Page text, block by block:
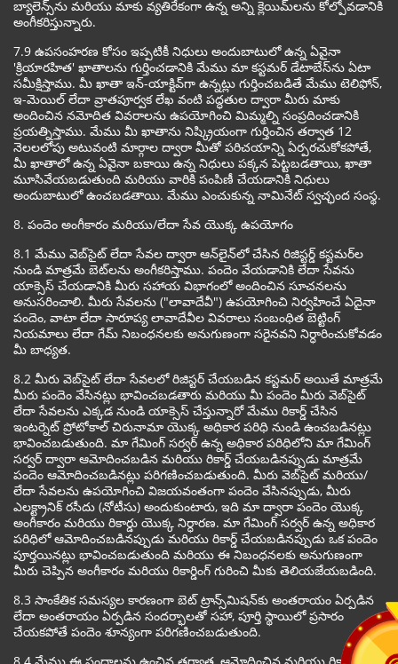
బ్యాలెన్స్‌ను మరియు మాకు వ్యతిరేకంగా ఉన్న అన్ని క్లెయిమ్‌లను కోల్పోవడానికి
అంగీకరిస్తున్నారు.
7.9 ఉపసంహరణ కోసం ఇప్పటికీ నిధులు అందుబాటులో ఉన్న ఏవైనా
'క్రియారహిత' ఖాతాలను గుర్తించడానికి మేము మా కస్టమర్ డేటాబేస్‌ను ఏటా
సమీక్షిస్తాము. మీ ఖాతా ఇన్-యాక్టివ్‌గా ఉన్నట్లు గుర్తించబడితే మేము టెలిఫోన్,
ఇ-మెయిల్ లేదా వ్రాతపూర్వక లేఖ వంటి పద్ధతుల ద్వారా మీరు మాకు
అందించిన నమోదిత వివరాలను ఉపయోగించి మిమ్మల్ని సంప్రదించడానికి
ప్రయత్నిస్తాము. మేము మీ ఖాతాను నిష్క్రియంగా గుర్తించిన తర్వాత 12
నెలలలోపు అటువంటి మార్గాల ద్వారా మీతో పరిచయాన్ని ఏర్పరచుకోకపోతే,
మీ ఖాతాలో ఉన్న ఏవైనా బకాయి ఉన్న నిధులు పక్కన పెట్టబడతాయి, ఖాతా
మూసివేయబడుతుంది మరియు వారికి పంపిణీ చేయడానికి నిధులు
అందుబాటులో ఉంచబడతాయి. మేము ఎంచుకున్న నామినేట్ స్వచ్ఛంద సంస్థ.
8. పందెం అంగీకారం మరియు/లేదా సేవ యొక్క ఉపయోగం
8.1 మేము వెబ్‌సైట్ లేదా సేవల ద్వారా ఆన్‌లైన్‌లో చేసిన రిజిస్టర్డ్ కస్టమర్‌ల
నుండి మాత్రమే బెట్‌లను అంగీకరిస్తాము. పందెం వేయడానికి లేదా సేవను
యాక్సెస్ చేయడానికి మీరు సహాయ విభాగంలో అందించిన సూచనలను
అనుసరించాలి. మీరు సేవలను ("లావాదేవీ") ఉపయోగించి నిర్వహించే ఏదైనా
పందెం, వాటా లేదా సారూప్య లావాదేవీల వివరాలు సంబంధిత బెట్టింగ్
నియమాలు లేదా గేమ్ నిబంధనలకు అనుగుణంగా సరైనవని నిర్ధారించుకోవడం
మీ బాధ్యత.
8.2 మీరు వెబ్‌సైట్ లేదా సేవలలో రిజిస్టర్ చేయబడిన కస్టమర్ అయితే మాత్రమే
మీరు పందెం వేసినట్లు భావించబడతారు మరియు మీ పందెం మీరు వెబ్‌సైట్
లేదా సేవలను ఎక్కడ నుండి యాక్సెస్ చేస్తున్నారో మేము రికార్డ్ చేసిన
ఇంటర్నెట్ ప్రోటోకాల్ చిరునామా యొక్క అధికార పరిధి నుండి ఉంచబడినట్లు
భావించబడుతుంది. మా గేమింగ్ సర్వర్ ఉన్న అధికార పరిధిలోని మా గేమింగ్
సర్వర్ ద్వారా ఆమోదించబడిన మరియు రికార్డ్ చేయబడినప్పుడు మాత్రమే
పందెం ఆమోదించబడినట్లు పరిగణించబడుతుంది. మీరు వెబ్‌సైట్ మరియు/
లేదా సేవలను ఉపయోగించి విజయవంతంగా పందెం వేసినప్పుడు, మీరు
ఎలక్ట్రానిక్ రసీదు (నోటీసు) అందుకుంటారు, ఇది మా ద్వారా పందెం యొక్క
అంగీకారం మరియు రికార్డు యొక్క నిర్ధారణ. మా గేమింగ్ సర్వర్ ఉన్న అధికార
పరిధిలో ఆమోదించబడినప్పుడు మరియు రికార్డ్ చేయబడినప్పుడు ఒక పందెం
పూర్తయినట్లు భావించబడుతుంది మరియు ఈ నిబంధనలకు అనుగుణంగా
మీరు చెప్పిన అంగీకారం మరియు రికార్డింగ్ గురించి మీకు తెలియజేయబడింది.
8.3 సాంకేతిక సమస్యల కారణంగా బెట్ ట్రాన్స్‌మిషన్‌కు అంతరాయం ఏర్పడిన
లేదా అంతరాయం ఏర్పడిన సందర్భాలతో సహా, పూర్తి స్థాయిలో ప్రసారం
చేయకపోతే పందెం శూన్యంగా పరిగణించబడుతుంది.